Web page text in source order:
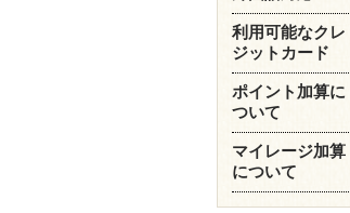
利用可能なクレ
ジットカード
ポイント加算に
ついて
マイレージ加算
について